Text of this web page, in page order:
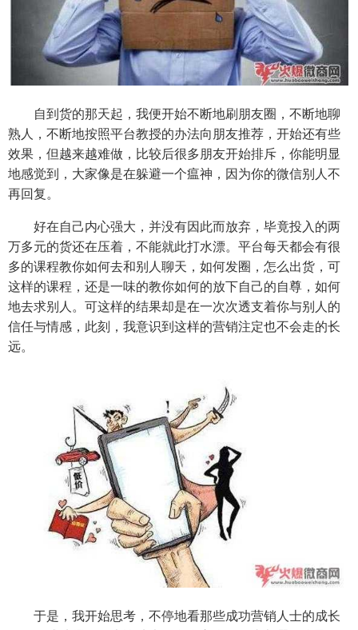
自到货的那天起，我便开始不断地刷朋友圈，不断地聊
熟人，不断地按照平台教授的办法向朋友推荐，开始还有些
效果，但越来越难做，比较后很多朋友开始排斥，你能明显
地感觉到，大家像是在躲避一个瘟神，因为你的微信别人不
再回复。
好在自己内心强大，并没有因此而放弃，毕竟投入的两
万多元的货还在压着，不能就此打水漂。平台每天都会有很
多的课程教你如何去和别人聊天，如何发圈，怎么出货，可
这样的课程，还是一味的教你如何的放下自己的自尊，如何
地去求别人。可这样的结果却是在一次次透支着你与别人的
信任与情感，此刻，我意识到这样的营销注定也不会走的长
远。
于是，我开始思考，不停地看那些成功营销人士的成长